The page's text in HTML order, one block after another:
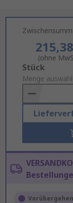
(ohne
Add
to
Basket
Stück
Menge